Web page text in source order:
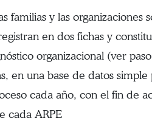
y las organizaciones
en dos fichas y
organizacional (ver
una base de datos simple
cada año, con el fin de
cada ARPE